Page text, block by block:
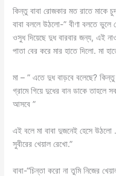
কিন্তু বাবা রোজকার মত রাতে মাকে
বাবা বললে উঠলো-” বীণা বলতে ভুলে
ওসুধ দিয়েছে দুধ বারবার জন্য, এই
পাতা বের করে মার হাতে দিলো. মা
মা – ” এতে দুধ বাড়বে বলেছে? কিন্তু
গ্রামে গিয়ে দুধের বান ডাকে তাহলে
আসবে ”
এই বলে মা বাবা দুজনেই হেসে
সুবীরের খেয়াল রেখো.”
বাবা-“চিন্তা করো না তুমি নিজের